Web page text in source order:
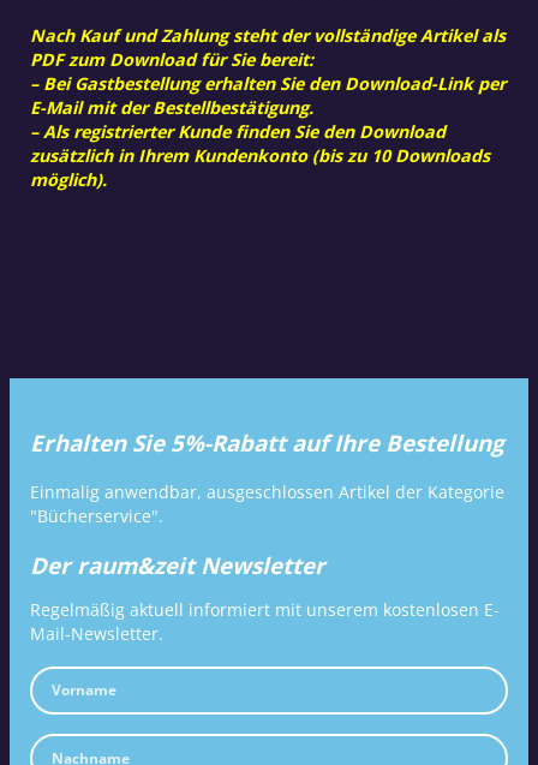
Nach Kauf und Zahlung steht der vollständige Artikel als
PDF zum Download für Sie bereit:
– Bei Gastbestellung erhalten Sie den Download-Link per
E-Mail mit der Bestellbestätigung.
– Als registrierter Kunde finden Sie den Download
zusätzlich in Ihrem Kundenkonto (bis zu 10 Downloads
möglich).
Erhalten Sie 5%-Rabatt auf Ihre Bestellung
Einmalig anwendbar, ausgeschlossen Artikel der Kategorie
"Bücherservice".
Der raum&zeit Newsletter
Regelmäßig aktuell informiert mit unserem kostenlosen E-
Mail-Newsletter.